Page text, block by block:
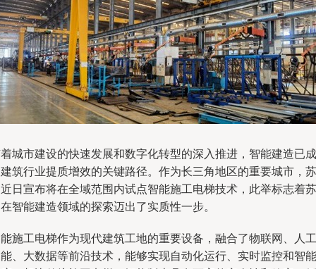
城市建设的快速发展和数字化转型的深入推进，智能建造已成
筑行业提质增效的关键路径。作为长三角地区的重要城市，苏
日宣布将在全域范围内试点智能施工电梯技术，此举标志着苏
智能建造领域的探索迈出了实质性一步。
施工电梯作为现代建筑工地的重要设备，融合了物联网、人工
、大数据等前沿技术，能够实现自动化运行、实时监控和智能